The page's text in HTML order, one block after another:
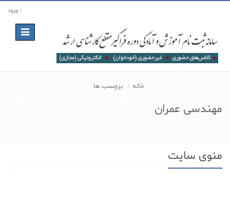
ورود
Toggle
navigation
خانه برچسب ها
مهندسی عمران
منوی سایت